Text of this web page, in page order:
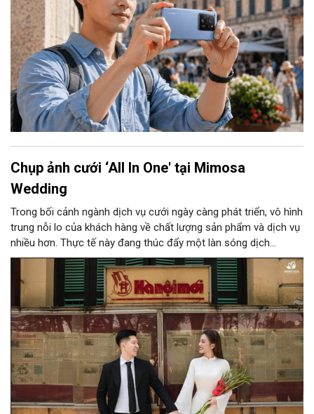
Chụp ảnh cưới ‘All In One' tại Mimosa
Wedding
Trong bối cảnh ngành dịch vụ cưới ngày càng phát triển, vô hình
trung nỗi lo của khách hàng về chất lượng sản phẩm và dịch vụ
nhiều hơn. Thực tế này đang thúc đẩy một làn sóng dịch
chuyển mạnh mẽ của các cặp đôi sang mô hình dịch vụ trọn
gói (All in one). Bên cạnh yếu tố tiện lợi, thế hệ trẻ hiện nay cũng
khắt khe hơn về mặt thẩm mỹ, họ hướng tới sự cá nhân hóa,
cảm xúc chân thực và từ chối các khuôn mẫu rập khuôn có sẵn
khi tìm kiếm dịch vụ chụp ảnh cưới đẹp ở Hà Nội.